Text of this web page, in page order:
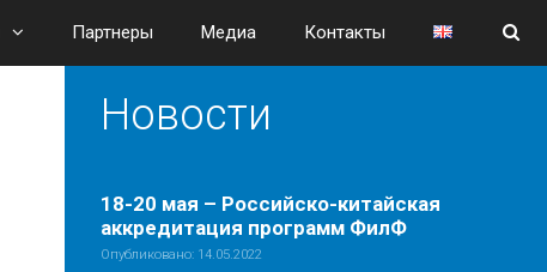
Партнеры Медиа Контакты
Новости
18-20 мая – Российско-китайская
аккредитация программ ФилФ
Опубликовано: 14.05.2022